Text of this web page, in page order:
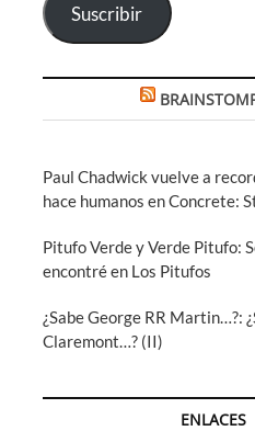
Suscribir
Paul Chadwick vuelve a
hace humanos en Concrete:
Pitufo Verde y Verde Pitufo:
encontré en Los Pitufos
¿Sabe George RR Martin…?:
Claremont…? (II)
ENLACES